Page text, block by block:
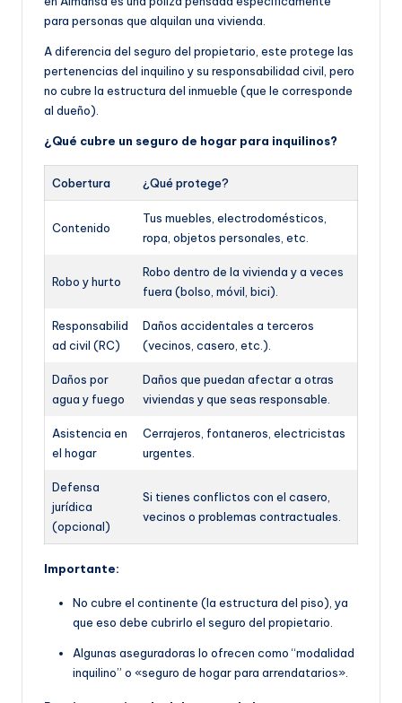
para personas que alquilan una vivienda.
A diferencia del seguro del propietario, este protege las
pertenencias del inquilino y su responsabilidad civil, pero
no cubre la estructura del inmueble (que le corresponde
al dueño).
¿Qué cubre un seguro de hogar para inquilinos?
Cobertura ¿Qué protege?
Contenido
Tus muebles, electrodomésticos,
ropa, objetos personales, etc.
Robo y hurto
Robo dentro de la vivienda y a veces
fuera (bolso, móvil, bici).
Responsabilid
ad civil (RC)
Daños accidentales a terceros
(vecinos, casero, etc.).
Daños por
agua y fuego
Daños que puedan afectar a otras
viviendas y que seas responsable.
Asistencia en
el hogar
Cerrajeros, fontaneros, electricistas
urgentes.
Defensa
jurídica
(opcional)
Si tienes conflictos con el casero,
vecinos o problemas contractuales.
Importante:
No cubre el continente (la estructura del piso), ya
que eso debe cubrirlo el seguro del propietario.
Algunas aseguradoras lo ofrecen como “modalidad
inquilino” o «seguro de hogar para arrendatarios».